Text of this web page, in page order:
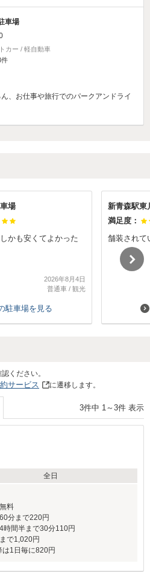
車場
カー / 軽自動車
件
、お仕事や旅行でのパークアンドライ
場
かも安くてよかった
2026年8月4日
普通車/ 観光
駐車場を見る
新青森駅東
満足度：
舗装されて
ください。
サービス に遷移します。
3件中 1 ～ 3件 表示
全日
料
分まで220円
時間半まで30分110円
で1,020円
は1日毎に820円